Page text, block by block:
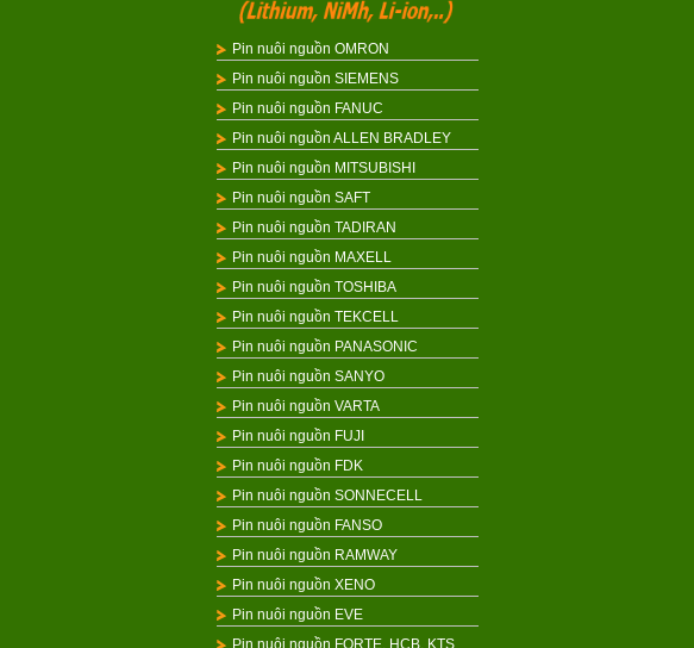
Pin nuôi nguồn OMRON
Pin nuôi nguồn SIEMENS
Pin nuôi nguồn FANUC
Pin nuôi nguồn ALLEN BRADLEY
Pin nuôi nguồn MITSUBISHI
Pin nuôi nguồn SAFT
Pin nuôi nguồn TADIRAN
Pin nuôi nguồn MAXELL
Pin nuôi nguồn TOSHIBA
Pin nuôi nguồn TEKCELL
Pin nuôi nguồn PANASONIC
Pin nuôi nguồn SANYO
Pin nuôi nguồn VARTA
Pin nuôi nguồn FUJI
Pin nuôi nguồn FDK
Pin nuôi nguồn SONNECELL
Pin nuôi nguồn FANSO
Pin nuôi nguồn RAMWAY
Pin nuôi nguồn XENO
Pin nuôi nguồn EVE
Pin nuôi nguồn FORTE, HCB, KTS